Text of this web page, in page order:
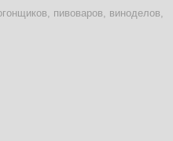
пивоваров, виноделов,